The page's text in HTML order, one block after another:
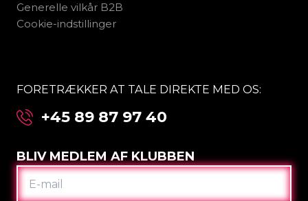
Generelle vilkår B2B
Cookie-indstillinger
FORETRÆKKER AT TALE DIREKTE MED OS:
+45 89 87 97 40
BLIV MEDLEM AF KLUBBEN
E-
MAIL